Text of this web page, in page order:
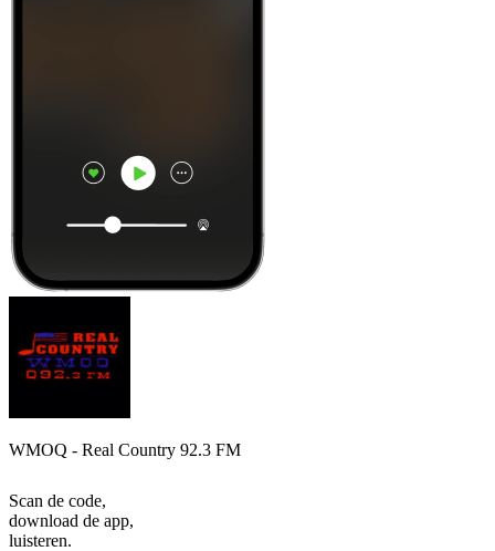
WMOQ - Real Country 92.3 FM
Scan de code,
download de app,
luisteren.